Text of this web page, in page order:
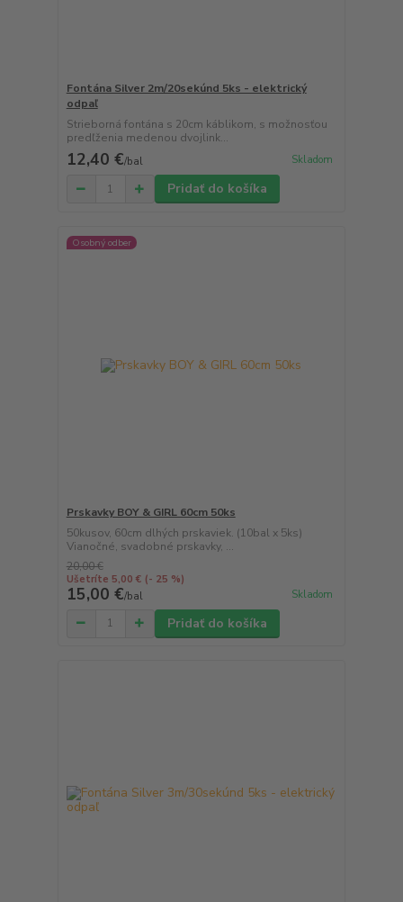
Fontána Silver 2m/20sekúnd 5ks - elektrický
odpaľ
Strieborná fontána s 20cm káblikom, s možnosťou
predľženia medenou dvojlink...
12,40 €/bal Skladom
Pridať do košíka
Osobný odber
Prskavky BOY & GIRL 60cm 50ks
50kusov, 60cm dlhých prskaviek. (10bal x 5ks)
Vianočné, svadobné prskavky, ...
20,00 €
Ušetríte 5,00 € (- 25 %)
15,00 €/bal Skladom
Pridať do košíka